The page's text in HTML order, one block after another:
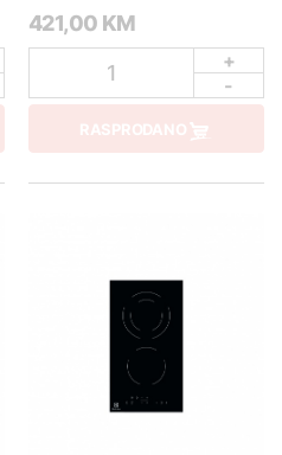
421,00 KM
1
+
-
RASPRODANO